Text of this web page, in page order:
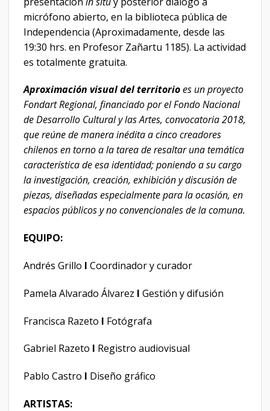
micrófono abierto, en la biblioteca pública de
Independencia (Aproximadamente, desde las
19:30 hrs. en Profesor Zañartu 1185). La actividad
es totalmente gratuita.
Aproximación visual del territorioes un proyecto
Fondart Regional, financiado por el Fondo Nacional
de Desarrollo Cultural y las Artes, convocatoria 2018,
que reúne de manera inédita a cinco creadores
chilenos en torno a la tarea de resaltar una temática
característica de esa identidad; poniendo a su cargo
la investigación, creación, exhibición y discusión de
piezas, diseñadas especialmente para la ocasión, en
espacios públicos y no convencionales de la comuna.
EQUIPO:
Andrés Grillo I Coordinador y curador
Pamela Alvarado Álvarez I Gestión y difusión
Francisca Razeto I Fotógrafa
Gabriel Razeto I Registro audiovisual
Pablo Castro I Diseño gráfico
ARTISTAS: